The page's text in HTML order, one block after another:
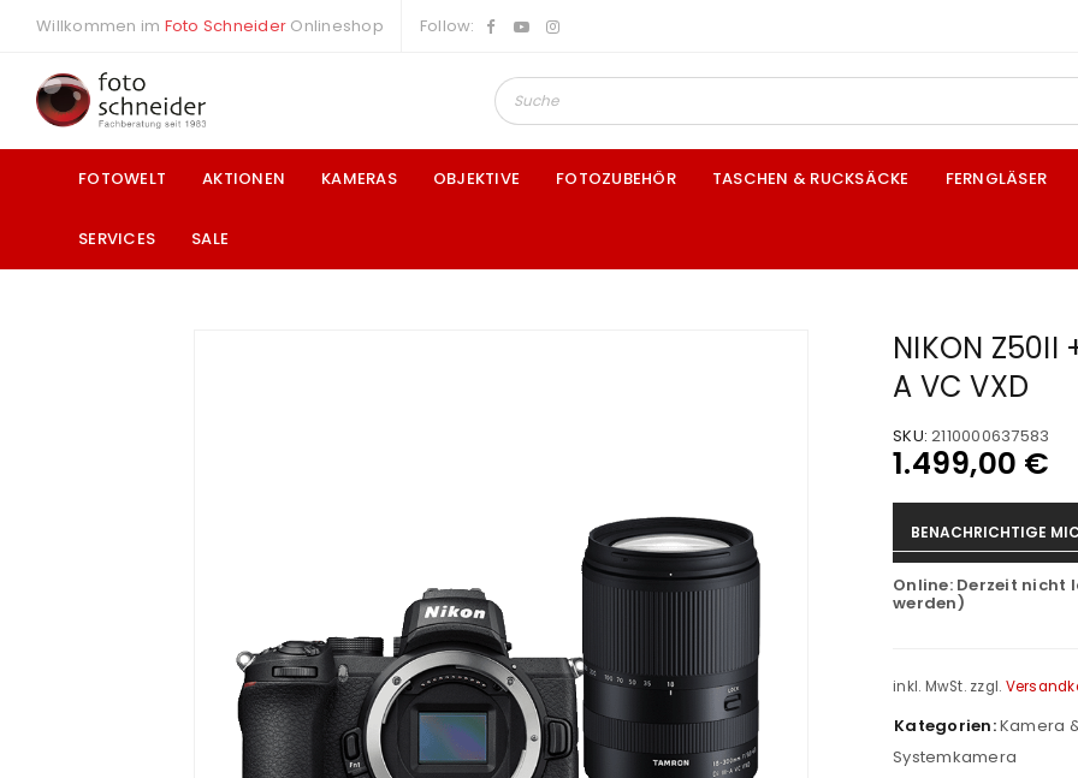
Willkommen im Foto Schneider Onlineshop Follow:
FOTOWELT AKTIONEN KAMERAS OBJEKTIVE FOTOZUBEHÖR TASCHEN & RUCKSÄCKE FERNGLÄSER
SERVICES SALE
NIKON Z50II
A VC VXD
SKU: 2110000637583
1.499,00 €
BENACHRICHTIGE
Online: Derzeit nicht
werden)
inkl. MwSt. zzgl.
Kategorien:Kamera
Systemkamera